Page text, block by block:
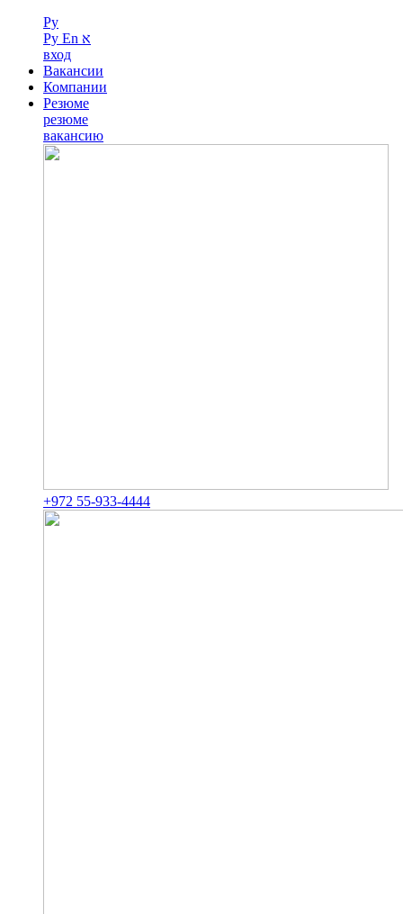
Ру
Ру En א
вход
Вакансии
Компании
Резюме
резюме
вакансию
+972 55-933-4444